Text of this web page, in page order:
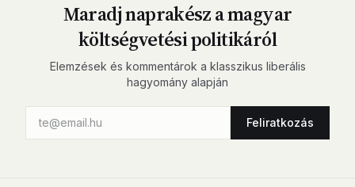
Maradj naprakész a magyar
költségvetési politikáról
Elemzések és kommentárok a klasszikus liberális
hagyomány alapján
Feliratkozás